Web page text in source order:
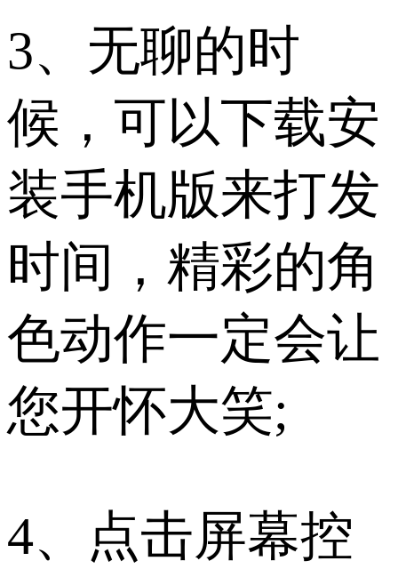
3、无聊的时
候，可以下载安
装手机版来打发
时间，精彩的角
色动作一定会让
您开怀大笑;
4、点击屏幕控